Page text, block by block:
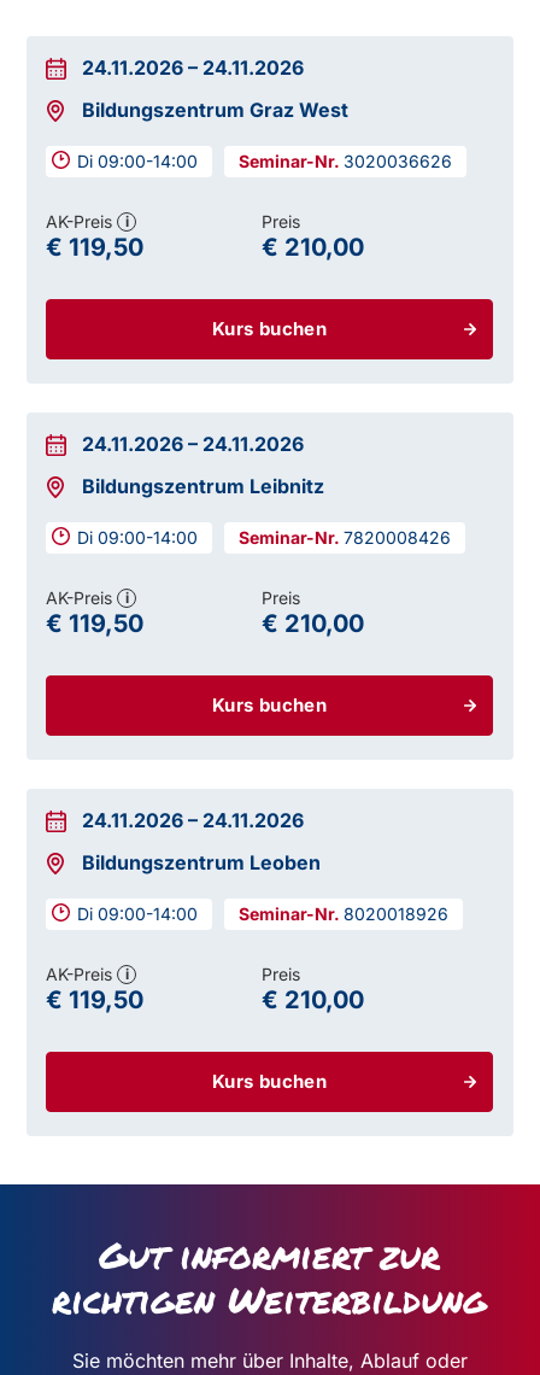
24.11.2026 – 24.11.2026
Bildungszentrum Graz West
Di 09:00-14:00 3020036626
Kurs buchen
AK-Preis i
€ 119,50
Preis
€ 210,00
24.11.2026 – 24.11.2026
Bildungszentrum Leibnitz
Di 09:00-14:00 7820008426
Kurs buchen
AK-Preis i
€ 119,50
Preis
€ 210,00
24.11.2026 – 24.11.2026
Bildungszentrum Leoben
Di 09:00-14:00 8020018926
Kurs buchen
AK-Preis i
€ 119,50
Preis
€ 210,00
Gut informiert zur
richtigen Weiterbildung
Sie möchten mehr über Inhalte, Ablauf oder